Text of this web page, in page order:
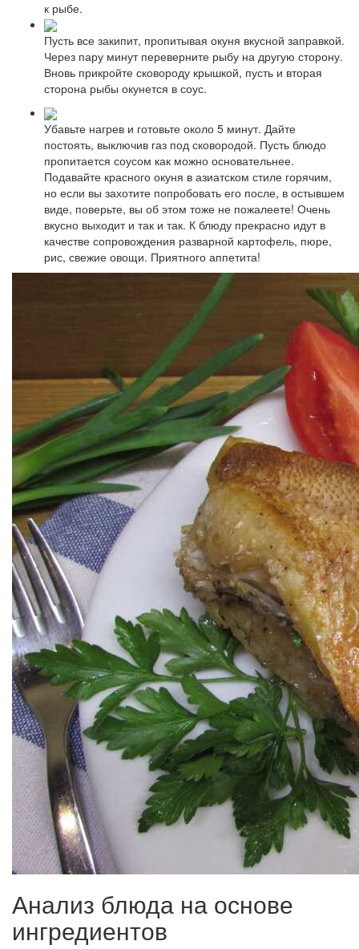
к рыбе.
Пусть все закипит, пропитывая окуня вкусной заправкой.
Через пару минут переверните рыбу на другую сторону.
Вновь прикройте сковороду крышкой, пусть и вторая
сторона рыбы окунется в соус.
Убавьте нагрев и готовьте около 5 минут. Дайте
постоять, выключив газ под сковородой. Пусть блюдо
пропитается соусом как можно основательнее.
Подавайте красного окуня в азиатском стиле горячим,
но если вы захотите попробовать его после, в остывшем
виде, поверьте, вы об этом тоже не пожалеете! Очень
вкусно выходит и так и так. К блюду прекрасно идут в
качестве сопровождения разварной картофель, пюре,
рис, свежие овощи. Приятного аппетита!
Анализ блюда на основе
ингредиентов